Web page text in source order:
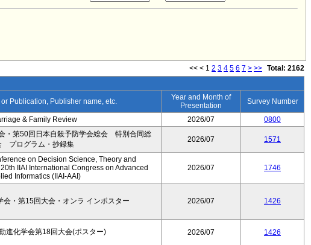
<< < 1 2 3 4 5 6 7 > >> Total: 2162
Publication, Publisher name, etc.
Year and Month of
Presentation
Survey Number
& Family Review 2026/07 0800
・第50回日本自殺予防学会総会 特別合同総
プログラム・抄録集
2026/07 1571
on Decision Science, Theory and
IIAI International Congress on Advanced
Informatics (IIAI-AAI)
2026/07 1746
会・第15回大会・オンラ インポスター 2026/07 1426
進化学会第18回大会(ポスター) 2026/07 1426